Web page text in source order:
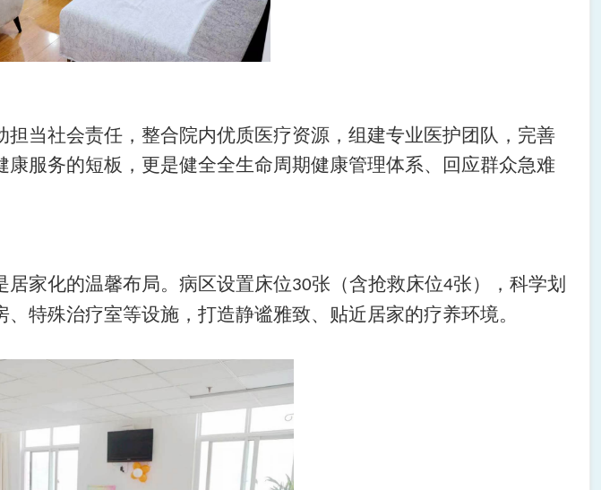
当社会责任，整合院内优质医疗资源，组建专业医护团队，完善
服务的短板，更是健全全生命周期健康管理体系、回应群众急难
家化的温馨布局。病区设置床位30张（含抢救床位4张），科学划
特殊治疗室等设施，打造静谧雅致、贴近居家的疗养环境。